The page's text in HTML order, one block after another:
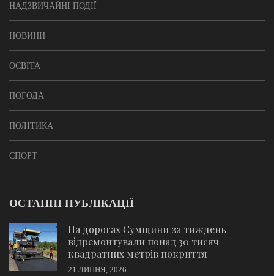
НАДЗВИЧАЙНІ ПОДІЇ
НОВИНИ
ОСВІТА
ПОГОДА
ПОЛІТИКА
СПОРТ
ОСТАННІ ПУБЛІКАЦІЇ
На дорогах Сумщини за тиждень
відремонтували понад 30 тисяч
квадратних метрів покриття
21 ЛИПНЯ, 2026